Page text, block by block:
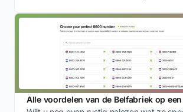
Alle voordelen van de Belfabriek op een